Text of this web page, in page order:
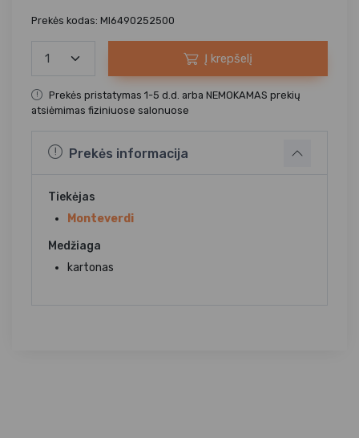
Prekės kodas: MI6490252500
Į krepšelį
Prekės pristatymas 1-5 d.d. arba NEMOKAMAS prekių
atsiėmimas fiziniuose salonuose
Prekės informacija
Tiekėjas
Monteverdi
Medžiaga
kartonas